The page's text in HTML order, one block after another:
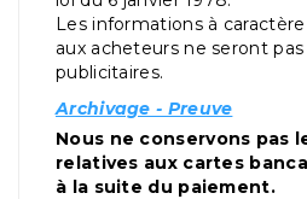
Les informations à
aux acheteurs ne seront
publicitaires.
Archivage - Preuve
Nous ne conservons pas
relatives aux cartes
à la suite du paiement.